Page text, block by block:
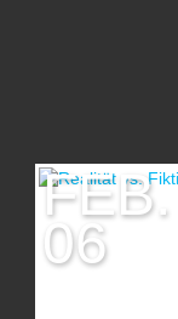
sein
Collection
Jahre verteilt
Abgesehen
FEB.
06